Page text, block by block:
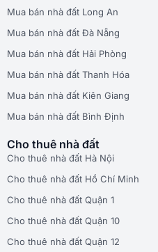
Mua bán nhà đất Long An
Mua bán nhà đất Đà Nẵng
Mua bán nhà đất Hải Phòng
Mua bán nhà đất Thanh Hóa
Mua bán nhà đất Kiên Giang
Mua bán nhà đất Bình Định
Cho thuê nhà đất
Cho thuê nhà đất Hà Nội
Cho thuê nhà đất Hồ Chí Minh
Cho thuê nhà đất Quận 1
Cho thuê nhà đất Quận 10
Cho thuê nhà đất Quận 12